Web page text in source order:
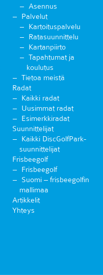
Asennus
Palvelut
Kartoituspalvelu
Ratasuunnittelu
Kartanpiirto
Tapahtumat ja
koulutus
Tietoa meistä
Radat
Kaikki radat
Uusimmat radat
Esimerkkiradat
Suunnittelijat
Kaikki DiscGolfPark-
suunnittelijat
Frisbeegolf
Frisbeegolf
Suomi – frisbeegolfin
mallimaa
Artikkelit
Yhteys